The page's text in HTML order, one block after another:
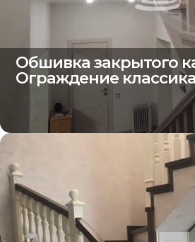
Обшивка закрытого
Ограждение